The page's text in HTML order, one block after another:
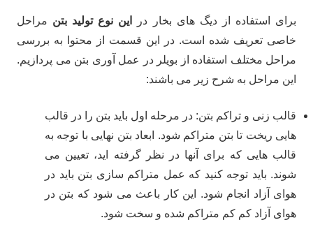
برای استفاده از دیگ های بخار در این نوع تولید بتن مراحل
خاصی تعریف شده است. در این قسمت از محتوا به بررسی
مراحل مختلف استفاده از بویلر در عمل آوری بتن می پردازیم.
این مراحل به شرح زیر می باشند:
قالب زنی و تراکم بتن: در مرحله اول باید بتن را در قالب
هایی ریخت تا بتن متراکم شود. ابعاد بتن نهایی با توجه به
قالب هایی که برای آنها در نظر گرفته اید، تعیین می
شوند. باید توجه کنید که عمل متراکم سازی بتن باید در
هوای آزاد انجام شود. این کار باعث می شود که بتن در
هوای آزاد کم کم متراکم شده و سخت شود.